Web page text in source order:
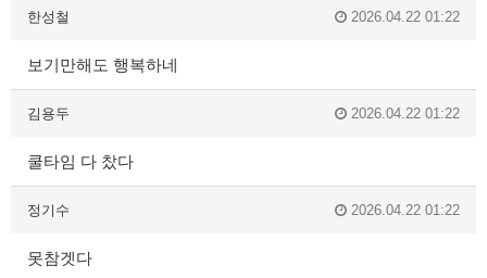
한성철 2026.04.22 01:22
보기만해도 행복하네
김용두 2026.04.22 01:22
쿨타임 다 찼다
정기수 2026.04.22 01:22
못참겟다